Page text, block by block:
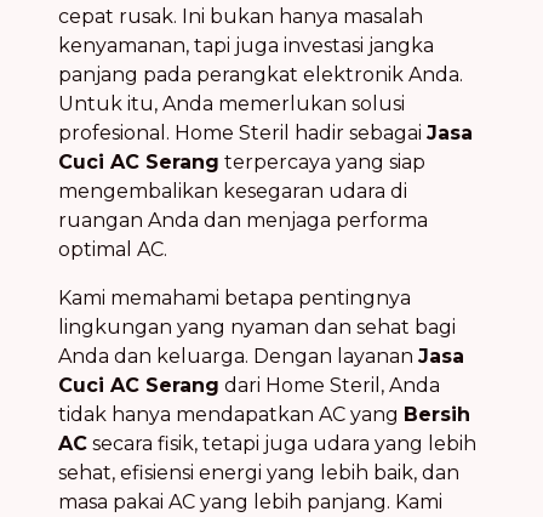
cepat rusak. Ini bukan hanya masalah
kenyamanan, tapi juga investasi jangka
panjang pada perangkat elektronik Anda.
Untuk itu, Anda memerlukan solusi
profesional. Home Steril hadir sebagai Jasa
Cuci AC Serang terpercaya yang siap
mengembalikan kesegaran udara di
ruangan Anda dan menjaga performa
optimal AC.
Kami memahami betapa pentingnya
lingkungan yang nyaman dan sehat bagi
Anda dan keluarga. Dengan layanan Jasa
Cuci AC Serang dari Home Steril, Anda
tidak hanya mendapatkan AC yang Bersih
AC secara fisik, tetapi juga udara yang lebih
sehat, efisiensi energi yang lebih baik, dan
masa pakai AC yang lebih panjang. Kami